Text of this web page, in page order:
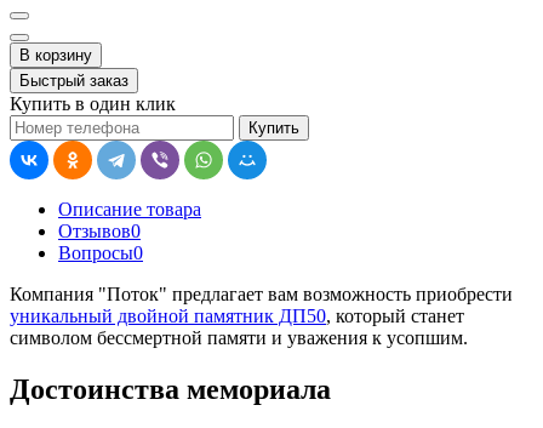
В корзину
Быстрый заказ
Купить в один клик
Купить
Описание товара
Отзывов0
Вопросы0
Компания "Поток" предлагает вам возможность приобрести
уникальный двойной памятник ДП50, который станет
символом бессмертной памяти и уважения к усопшим.
Достоинства мемориала